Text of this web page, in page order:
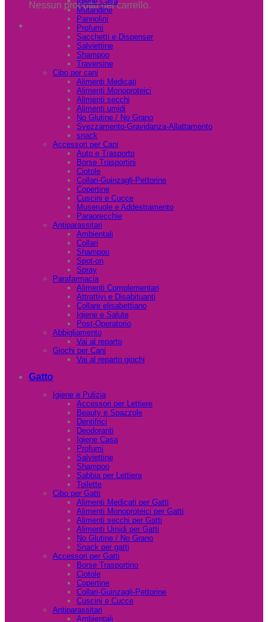
Nessun prodotto nel carrello.
Mutandine
Pannolini
Profumi
Sacchetti e Dispenser
Salviettine
Shampoo
Traversine
Cibo per cani
Alimenti Medicati
Alimenti Monoproteici
Alimenti secchi
Alimenti umidi
No Glutine / No Grano
Svezzamento-Gravidanza-Allattamento
snack
Accessori per Cani
Auto e Trasporto
Borse Trasportini
Ciotole
Collari-Guinzagli-Pettorine
Copertine
Cuscini e Cucce
Museruole e Addestramento
Paraorecchie
Antiparassitari
Ambientali
Collari
Shampoo
Spot-on
Spray
Parafarmacia
Alimenti Complementari
Attrattivi e Disabituanti
Collare elisabettiano
Igiene e Salute
Post-Operatorio
Abbigliamento
Vai al reparto
Giochi per Cani
Vai al reparto giochi
Gatto
Igiene e Pulizia
Accessori per Lettiere
Beauty e Spazzole
Dentifrici
Deodoranti
Igiene Casa
Profumi
Salviettine
Shampoo
Sabbia per Lettiera
Toilette
Cibo per Gatti
Alimenti Medicati per Gatti
Alimenti Monoproteici per Gatti
Alimenti secchi per Gatti
Alimenti Umidi per Gatti
No Glutine / No Grano
Snack per gatti
Accessori per Gatti
Borse Trasportino
Ciotole
Copertine
Collari-Guinzagli-Pettorine
Cuscini e Cucce
Antiparassitari
Ambientali